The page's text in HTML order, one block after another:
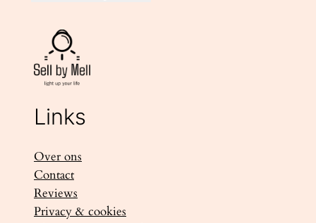
Links
Over ons
Contact
Reviews
Privacy & cookies